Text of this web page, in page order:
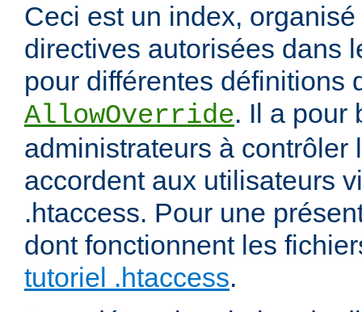
Ceci est un index,
directives autorisées dans
pour différentes définitions
AllowOverride. Il a pour
administrateurs à contrôler
accordent aux utilisateurs
.htaccess. Pour une
dont fonctionnent les
tutoriel .htaccess.